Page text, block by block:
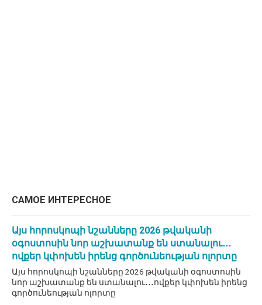
САМОЕ ИНТЕРЕСНОЕ
Այս հորոսկոպի նշանները 2026 թվականի
օգոստոսին նոր աշխատանք են ստանալու․․․
ովքեր կփոխեն իրենց գործունեության ոլորտը
Այս հորոսկոպի նշանները 2026 թվականի օգոստոսին
նոր աշխատանք են ստանալու․․․ովքեր կփոխեն իրենց
գործունեության ոլորտը